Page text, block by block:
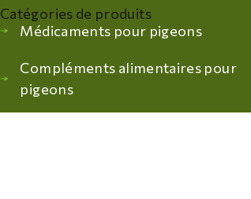
Catégories de produits
Médicaments pour pigeons
Compléments alimentaires pour
pigeons